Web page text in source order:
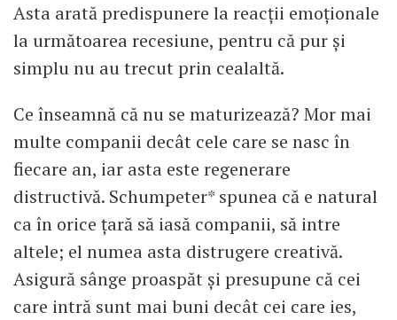
Asta arată predispunere la reacții emoționale
la următoarea recesiune, pentru că pur și
simplu nu au trecut prin cealaltă.
Ce înseamnă că nu se maturizează? Mor mai
multe companii decât cele care se nasc în
fiecare an, iar asta este regenerare
distructivă. Schumpeter* spunea că e natural
ca în orice țară să iasă companii, să intre
altele; el numea asta distrugere creativă.
Asigură sânge proaspăt și presupune că cei
care intră sunt mai buni decât cei care ies,